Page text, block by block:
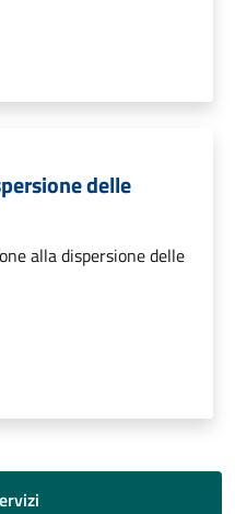
delle
alla dispersione delle